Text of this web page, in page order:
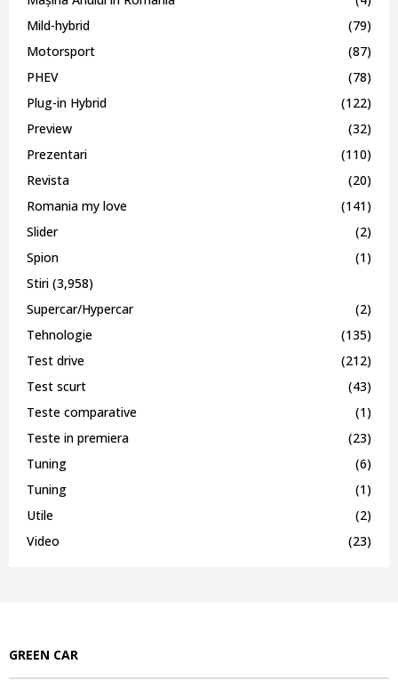
Mild-hybrid
(79)
Motorsport
(87)
PHEV
(78)
Plug-in Hybrid
(122)
Preview
(32)
Prezentari
(110)
Revista
(20)
Romania my love
(141)
Slider
(2)
Spion
(1)
Stiri (3,958)
Supercar/Hypercar
(2)
Tehnologie
(135)
Test drive
(212)
Test scurt
(43)
Teste comparative
(1)
Teste in premiera
(23)
Tuning
(6)
Tuning
(1)
Utile
(2)
Video
(23)
GREEN CAR